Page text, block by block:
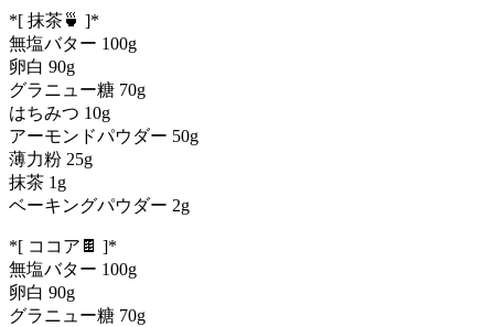
*[ 抹茶🍵 ]*
無塩バター 100g
卵白 90g
グラニュー糖 70g
はちみつ 10g
アーモンドパウダー 50g
薄力粉 25g
抹茶 1g
ベーキングパウダー 2g
*[ ココア🍫 ]*
無塩バター 100g
卵白 90g
グラニュー糖 70g